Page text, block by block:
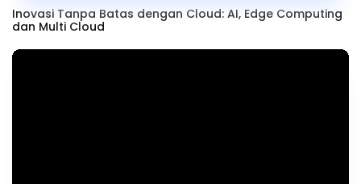
Inovasi Tanpa Batas dengan Cloud: AI, Edge Computing
dan Multi Cloud